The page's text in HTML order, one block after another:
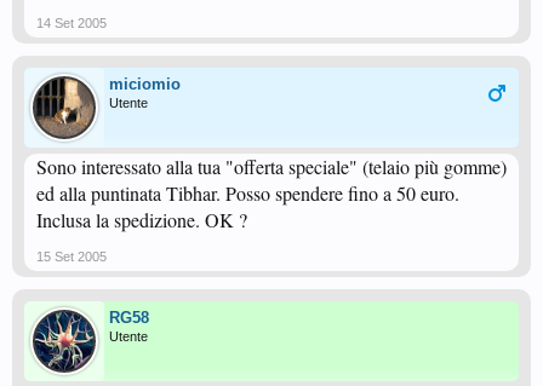
14 Set 2005
miciomio
Utente
Sono interessato alla tua "offerta speciale" (telaio più gomme)
ed alla puntinata Tibhar. Posso spendere fino a 50 euro.
Inclusa la spedizione. OK ?
15 Set 2005
RG58
Utente